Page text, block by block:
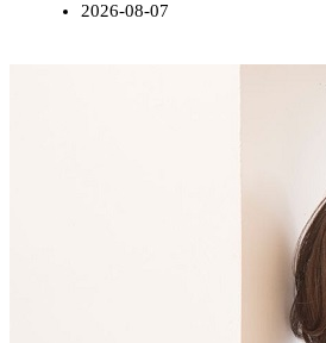
2026-08-07